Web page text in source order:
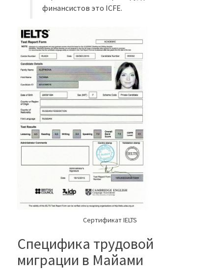
финансистов это ICFE.
Сертификат IELTS
Специфика трудовой
миграции в Майами